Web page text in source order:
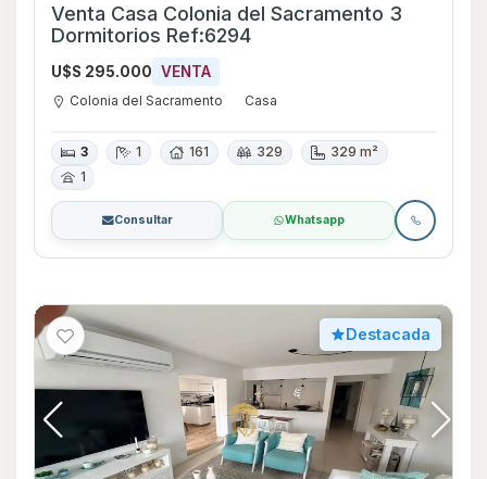
Venta Casa Colonia del Sacramento 3
Dormitorios Ref:6294
U$S 295.000 VENTA
Colonia del Sacramento Casa
3 1 161 329
329 m²
1
Consultar Whatsapp
Destacada